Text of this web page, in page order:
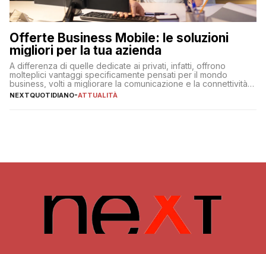
Offerte Business Mobile: le soluzioni
migliori per la tua azienda
A differenza di quelle dedicate ai privati, infatti, offrono
molteplici vantaggi specificamente pensati per il mondo
business, volti a migliorare la comunicazione e la connettività
degli utenti
NEXTQUOTIDIANO-ATTUALITÀ